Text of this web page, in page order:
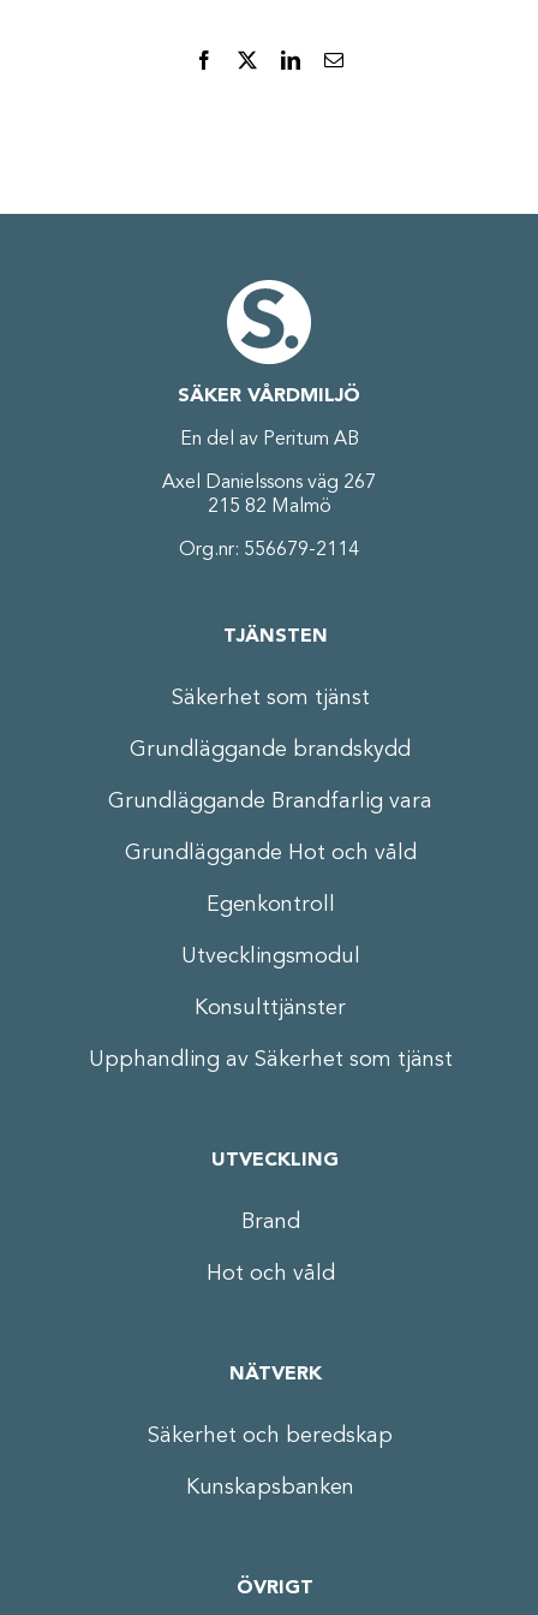
Facebook LinkedIn
E-
SÄKER VÅRDMILJÖ
En del av Peritum AB
Axel Danielssons väg 267
215 82 Malmö
Org.nr: 556679-2114
TJÄNSTEN
Säkerhet som tjänst
Grundläggande brandskydd
Grundläggande Brandfarlig vara
Grundläggande Hot och våld
Egenkontroll
Utvecklingsmodul
Konsulttjänster
Upphandling av Säkerhet som tjänst
UTVECKLING
Brand
Hot och våld
NÄTVERK
Säkerhet och beredskap
Kunskapsbanken
ÖVRIGT